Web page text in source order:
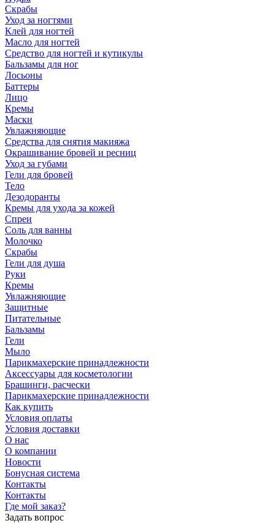
Скрабы
Уход за ногтями
Клей для ногтей
Масло для ногтей
Средство для ногтей и кутикулы
Бальзамы для ног
Лосьоны
Баттеры
Лицо
Кремы
Маски
Увлажняющие
Средства для снятия макияжа
Окрашивание бровей и ресниц
Уход за губами
Гели для бровей
Тело
Дезодоранты
Кремы для ухода за кожей
Спреи
Соль для ванны
Молочко
Скрабы
Гели для душа
Руки
Кремы
Увлажняющие
Защитные
Питательные
Бальзамы
Гели
Мыло
Парикмахерские принадлежности
Аксессуары для косметологии
Брашинги, расчески
Парикмахерские принадлежности
Как купить
Условия оплаты
Условия доставки
О нас
О компании
Новости
Бонусная система
Контакты
Контакты
Где мой заказ?
Задать вопрос